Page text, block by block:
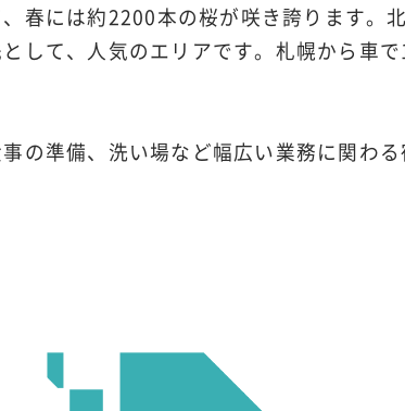
春には約2200本の桜が咲き誇ります。
して、人気のエリアです。札幌から車
の準備、洗い場など幅広い業務に関わ